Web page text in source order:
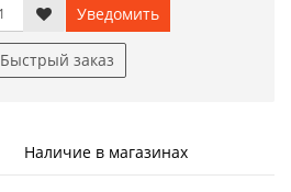
Уведомить
Быстрый заказ
Наличие в магазинах